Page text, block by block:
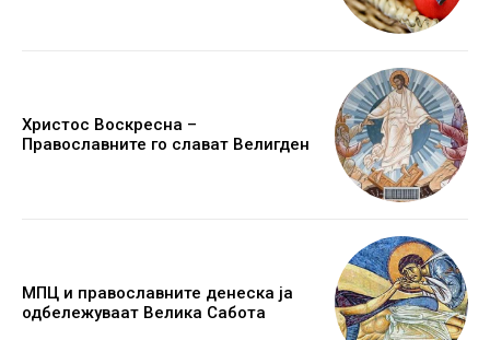
Христос Воскресна –
Православните го слават Велигден
МПЦ и православните денеска ја
одбележуваат Велика Сабота